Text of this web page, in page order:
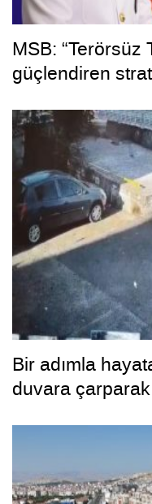
MSB:
güçlendiren
Bir adımla
duvara